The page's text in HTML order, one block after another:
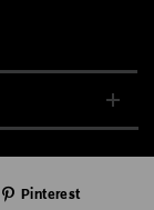
Pinterest